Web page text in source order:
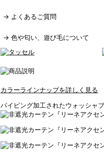
→ よくあるご質問
→ 色や匂い、遊び毛について
カラーラインナップを詳しく見る
パイピング加工されたウォッシャ